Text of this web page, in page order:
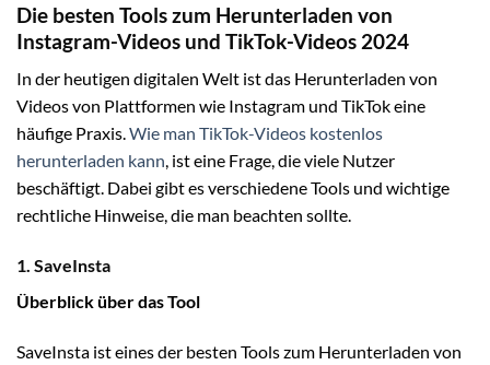
Die besten Tools zum Herunterladen von
Instagram-Videos und TikTok-Videos 2024
In der heutigen digitalen Welt ist das Herunterladen von
Videos von Plattformen wie Instagram und TikTok eine
häufige Praxis.Wie man TikTok-Videos kostenlos
herunterladen kann, ist eine Frage, die viele Nutzer
beschäftigt. Dabei gibt es verschiedene Tools und wichtige
rechtliche Hinweise, die man beachten sollte.
1. SaveInsta
Überblick über das Tool
SaveInsta ist eines der besten Tools zum Herunterladen von